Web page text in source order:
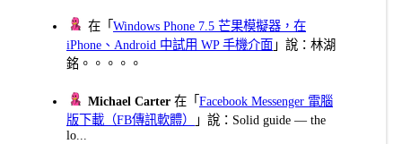
在「Windows Phone 7.5 芒果模擬器，在
iPhone、Android 中試用 WP 手機介面 」說：林湖
銘。。。。。
Michael Carter 在「Facebook Messenger 電腦
版下載（FB傳訊軟體）
」說：Solid guide — the
lo...